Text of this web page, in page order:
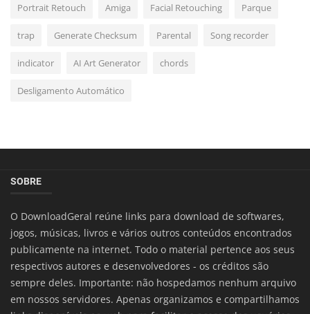
Portrait Retouch Amiga Facial Retouching Parque
trap Generate Checksum Parental Song recorder
indicator AI Art Generator chords
Desligamento Automático
SOBRE
O DownloadGeral reúne links para download de softwares,
jogos, músicas, livros e vários outros conteúdos encontrados
publicamente na internet. Todo o material pertence aos seus
respectivos autores e desenvolvedores - os créditos são
sempre deles. Importante: não hospedamos nenhum arquivo
em nossos servidores. Apenas organizamos e compartilhamos